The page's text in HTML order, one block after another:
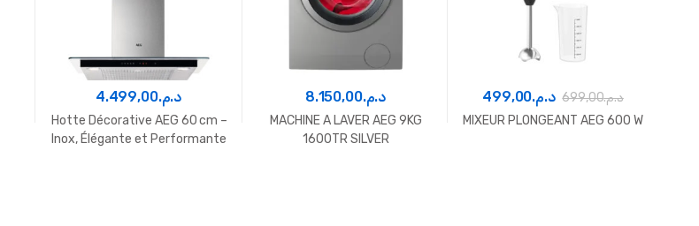
د.م.4.499,00
Hotte Décorative AEG 60 cm –
Inox, Élégante et Performante
د.م.8.150,00
MACHINE A LAVER AEG 9KG
1600TR SILVER
د.م.499,00 د.م.699,00
MIXEUR PLONGEANT AEG 600 W